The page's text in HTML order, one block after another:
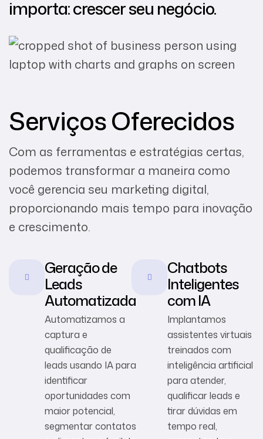
importa: crescer seu negócio.
Serviços Oferecidos
Com as ferramentas e estratégias certas,
podemos transformar a maneira como
você gerencia seu marketing digital,
proporcionando mais tempo para inovação
e crescimento.
Geração de
Leads
Automatizada
Automatizamos a
captura e
qualificação de
leads usando IA para
identificar
oportunidades com
maior potencial,
segmentar contatos
Chatbots
Inteligentes
com IA
Implantamos
assistentes virtuais
treinados com
inteligência artificial
para atender,
qualificar leads e
tirar dúvidas em
tempo real,